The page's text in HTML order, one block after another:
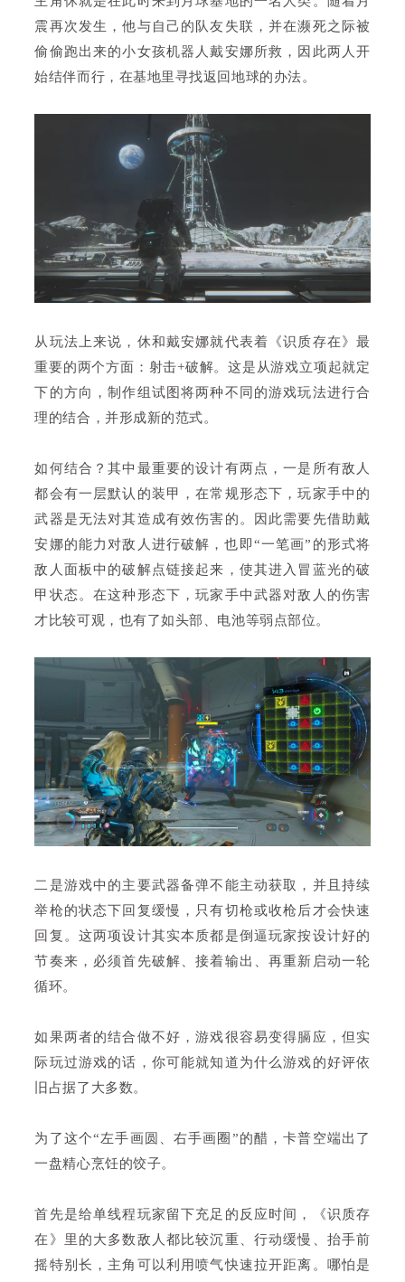
震再次发生，他与自己的队友失联，并在濒死之际被
偷偷跑出来的小女孩机器人戴安娜所救，因此两人开
始结伴而行，在基地里寻找返回地球的办法。
从玩法上来说，休和戴安娜就代表着《识质存在》最
重要的两个方面：射击+破解。这是从游戏立项起就定
下的方向，制作组试图将两种不同的游戏玩法进行合
理的结合，并形成新的范式。
如何结合？其中最重要的设计有两点，一是所有敌人
都会有一层默认的装甲，在常规形态下，玩家手中的
武器是无法对其造成有效伤害的。因此需要先借助戴
安娜的能力对敌人进行破解，也即“一笔画”的形式将
敌人面板中的破解点链接起来，使其进入冒蓝光的破
甲状态。在这种形态下，玩家手中武器对敌人的伤害
才比较可观，也有了如头部、电池等弱点部位。
二是游戏中的主要武器备弹不能主动获取，并且持续
举枪的状态下回复缓慢，只有切枪或收枪后才会快速
回复。这两项设计其实本质都是倒逼玩家按设计好的
节奏来，必须首先破解、接着输出、再重新启动一轮
循环。
如果两者的结合做不好，游戏很容易变得膈应，但实
际玩过游戏的话，你可能就知道为什么游戏的好评依
旧占据了大多数。
为了这个“左手画圆、右手画圈”的醋，卡普空端出了
一盘精心烹饪的饺子。
首先是给单线程玩家留下充足的反应时间，《识质存
在》里的大多数敌人都比较沉重、行动缓慢、抬手前
摇特别长，主角可以利用喷气快速拉开距离。哪怕是